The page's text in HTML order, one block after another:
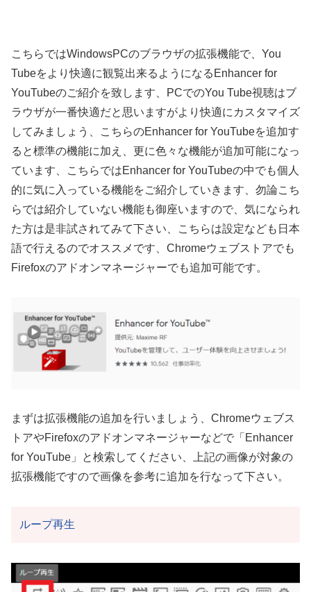
こちらではWindowsPCのブラウザの拡張機能で、You
Tubeをより快適に観覧出来るようになるEnhancer for
YouTubeのご紹介を致します、PCでのYou Tube視聴はブ
ラウザが一番快適だと思いますがより快適にカスタマイズ
してみましょう、こちらのEnhancer for YouTubeを追加す
ると標準の機能に加え、更に色々な機能が追加可能になっ
ています、こちらではEnhancer for YouTubeの中でも個人
的に気に入っている機能をご紹介していきます、勿論こち
らでは紹介していない機能も御座いますので、気になられ
た方は是非試されてみて下さい、こちらは設定なども日本
語で行えるのでオススメです、Chromeウェブストアでも
Firefoxのアドオンマネージャーでも追加可能です。
まずは拡張機能の追加を行いましょう、Chromeウェブス
トアやFirefoxのアドオンマネージャーなどで「Enhancer
for YouTube」と検索してください、上記の画像が対象の
拡張機能ですので画像を参考に追加を行なって下さい。
ループ再生